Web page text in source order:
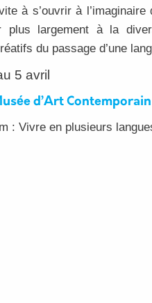
à s’ouvrir à
plus largement à la
du passage d’une
5 avril
d’Art
: Vivre en plusieurs